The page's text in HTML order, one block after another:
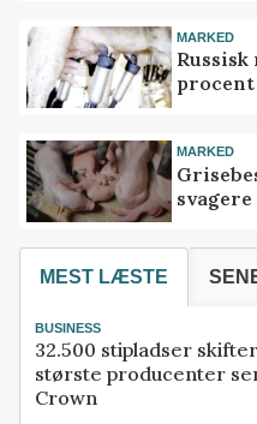
MARKED
procent
MARKED
MEST LÆSTE
BUSINESS
32.500 stipladser
største producenter
Crown